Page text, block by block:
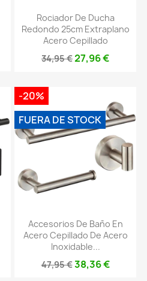
Rociador De Ducha
Redondo 25cm Extraplano
Acero Cepillado
34,95 €27,96 €
Accesorios De Baño En
Acero Cepillado De Acero
Inoxidable...
47,95 €38,36 €
-20%
FUERA DE STOCK